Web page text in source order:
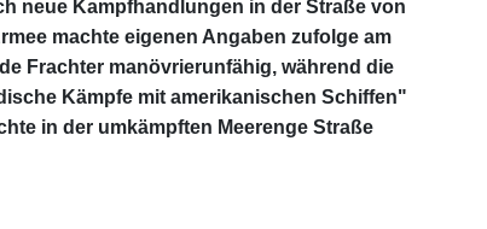
neue Kampfhandlungen in der Straße von
machte eigenen Angaben zufolge am
Frachter manövrierunfähig, während die
Kämpfe mit amerikanischen Schiffen"
in der umkämpften Meerenge Straße